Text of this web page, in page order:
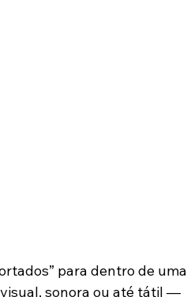
para dentro de uma
sonora ou até tátil —